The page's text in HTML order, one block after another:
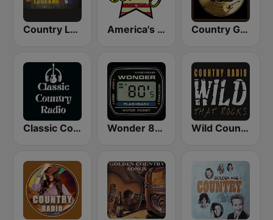
Country Legends USA America's Country Country Gold Radio
Classic Country Radio Wonder 80's Wild Country Music Radio